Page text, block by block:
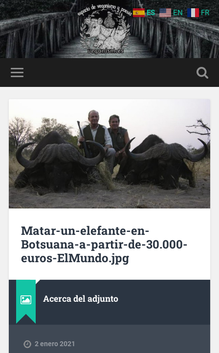
Matar-un-elefante-en-
Botsuana-a-partir-de-30.000-
euros-ElMundo.jpg
Acerca del adjunto
2 enero 2021
ES EN FR